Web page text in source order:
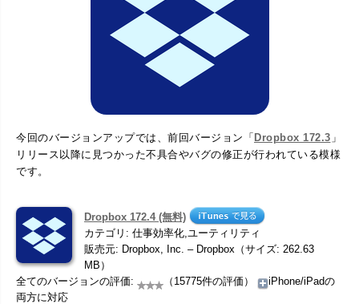
今回のバージョンアップでは、前回バージョン「Dropbox 172.3 」
リリース以降に見つかった不具合やバグの修正が行われている模様
です。
Dropbox 172.4 (無料)
カテゴリ: 仕事効率化,ユーティリティ
販売元: Dropbox, Inc. – Dropbox（サイズ: 262.63
MB）
全てのバージョンの評価:
（15775件の評価）
iPhone/iPadの
両方に対応